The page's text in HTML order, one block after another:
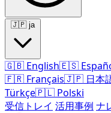
🇯🇵 ja
🇬🇧 English🇪🇸
🇫🇷 Français🇯🇵 日本
Türkçe🇵🇱 Polski
受信トレイ 活用事例 ナ